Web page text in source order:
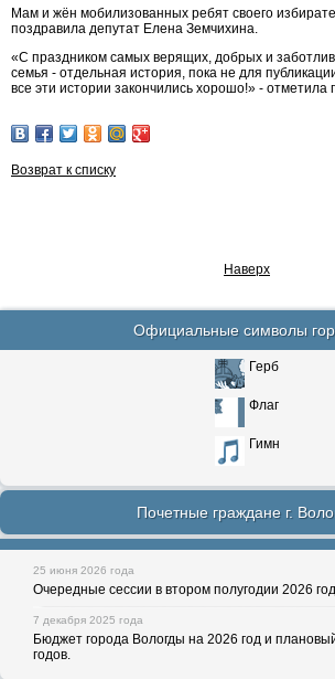
Мам и жён мобилизованных ребят своего
поздравила депутат Елена Земчихина.
«С праздником самых верящих, добрых и
семья - отдельная история, пока не для
все эти истории закончились хорошо!» -
Возврат к списку
Наверх
Официальные символы
Герб
Флаг
Гимн
Почетные граждане г.
25 июня 2026 года
Очередные сессии в втором полугодии 2026
7 декабря 2025 года
Бюджет города Вологды на 2026 год и
годов.